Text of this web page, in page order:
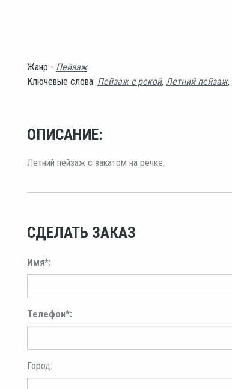
Жанр - Пейзаж
Ключевые слова: Пейзаж с рекой, Летний пейзаж,
ОПИСАНИЕ:
Летний пейзаж с закатом на речке.
СДЕЛАТЬ ЗАКАЗ
Имя*:
Телефон*:
Город: